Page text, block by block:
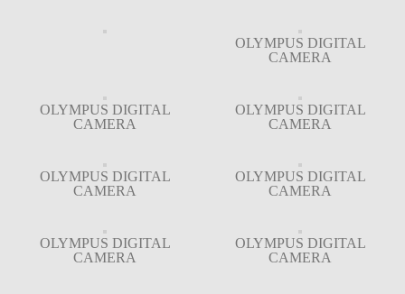
OLYMPUS DIGITAL
CAMERA
OLYMPUS DIGITAL
CAMERA
OLYMPUS DIGITAL
CAMERA
OLYMPUS DIGITAL
CAMERA
OLYMPUS DIGITAL
CAMERA
OLYMPUS DIGITAL
CAMERA
OLYMPUS DIGITAL
CAMERA